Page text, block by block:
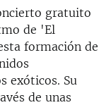
gratuito
de 'El
formación de
exóticos. Su
de unas